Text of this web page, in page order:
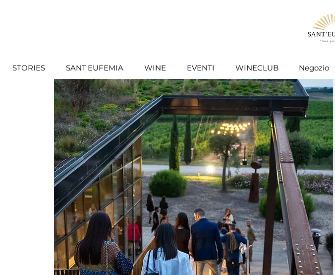
STORIES SANT'EUFEMIA WINE EVENTI WINECLUB Negozio